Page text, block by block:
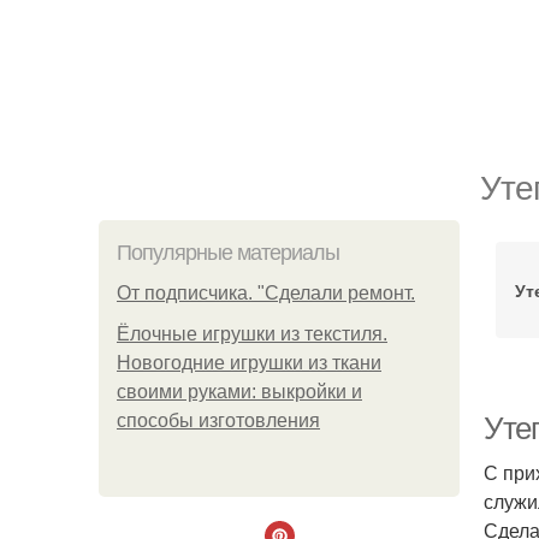
Популярные материалы
От подписчика. "Сделали ремонт.
Ёлочные игрушки из текстиля.
Новогодние игрушки из ткани
своими руками: выкройки и
способы изготовления
С